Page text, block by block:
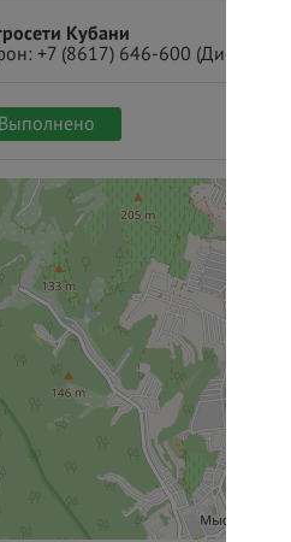
Кубани
+7 (8617) 646-600 (Диспетчер)
Выполнено